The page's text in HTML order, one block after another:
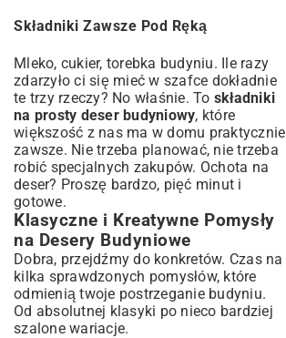
Składniki Zawsze Pod Ręką
Mleko, cukier, torebka budyniu. Ile razy
zdarzyło ci się mieć w szafce dokładnie
te trzy rzeczy? No właśnie. To składniki
na prosty deser budyniowy, które
większość z nas ma w domu praktycznie
zawsze. Nie trzeba planować, nie trzeba
robić specjalnych zakupów. Ochota na
deser? Proszę bardzo, pięć minut i
gotowe.
Klasyczne i Kreatywne Pomysły
na Desery Budyniowe
Dobra, przejdźmy do konkretów. Czas na
kilka sprawdzonych pomysłów, które
odmienią twoje postrzeganie budyniu.
Od absolutnej klasyki po nieco bardziej
szalone wariacje.